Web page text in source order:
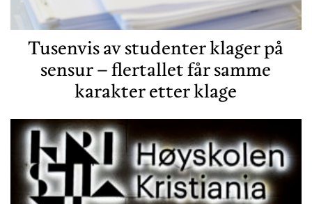
Tusenvis av studenter klager på
sensur – flertallet får samme
karakter etter klage